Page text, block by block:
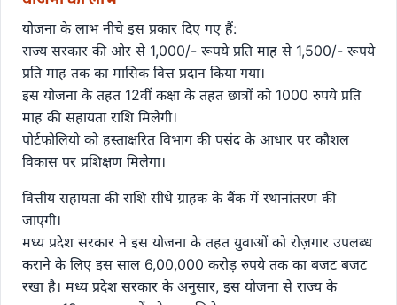
योजना के लाभ नीचे इस प्रकार दिए गए हैं:
राज्य सरकार की ओर से 1,000/- रूपये प्रति माह से 1,500/- रूपये
प्रति माह तक का मासिक वित्त प्रदान किया गया।
इस योजना के तहत 12वीं कक्षा के तहत छात्रों को 1000 रुपये प्रति
माह की सहायता राशि मिलेगी।
पोर्टफोलियो को हस्ताक्षरित विभाग की पसंद के आधार पर कौशल
विकास पर प्रशिक्षण मिलेगा।
वित्तीय सहायता की राशि सीधे ग्राहक के बैंक में स्थानांतरण की
जाएगी।
मध्य प्रदेश सरकार ने इस योजना के तहत युवाओं को रोज़गार उपलब्ध
कराने के लिए इस साल 6,00,000 करोड़ रुपये तक का बजट बजट
रखा है। मध्य प्रदेश सरकार के अनुसार, इस योजना से राज्य के